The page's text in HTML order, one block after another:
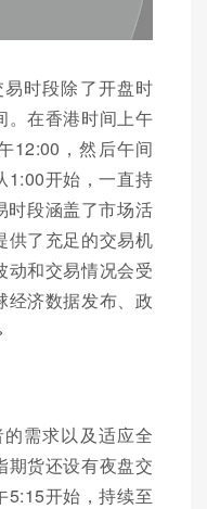
时段除了开盘时
。在香港时间上午
12:00，然后午间
1:00开始，一直持
时段涵盖了市场活
供了充足的交易机
动和交易情况会受
经济数据发布、政
需求以及适应全
期货还设有夜盘交
5:15开始，持续至